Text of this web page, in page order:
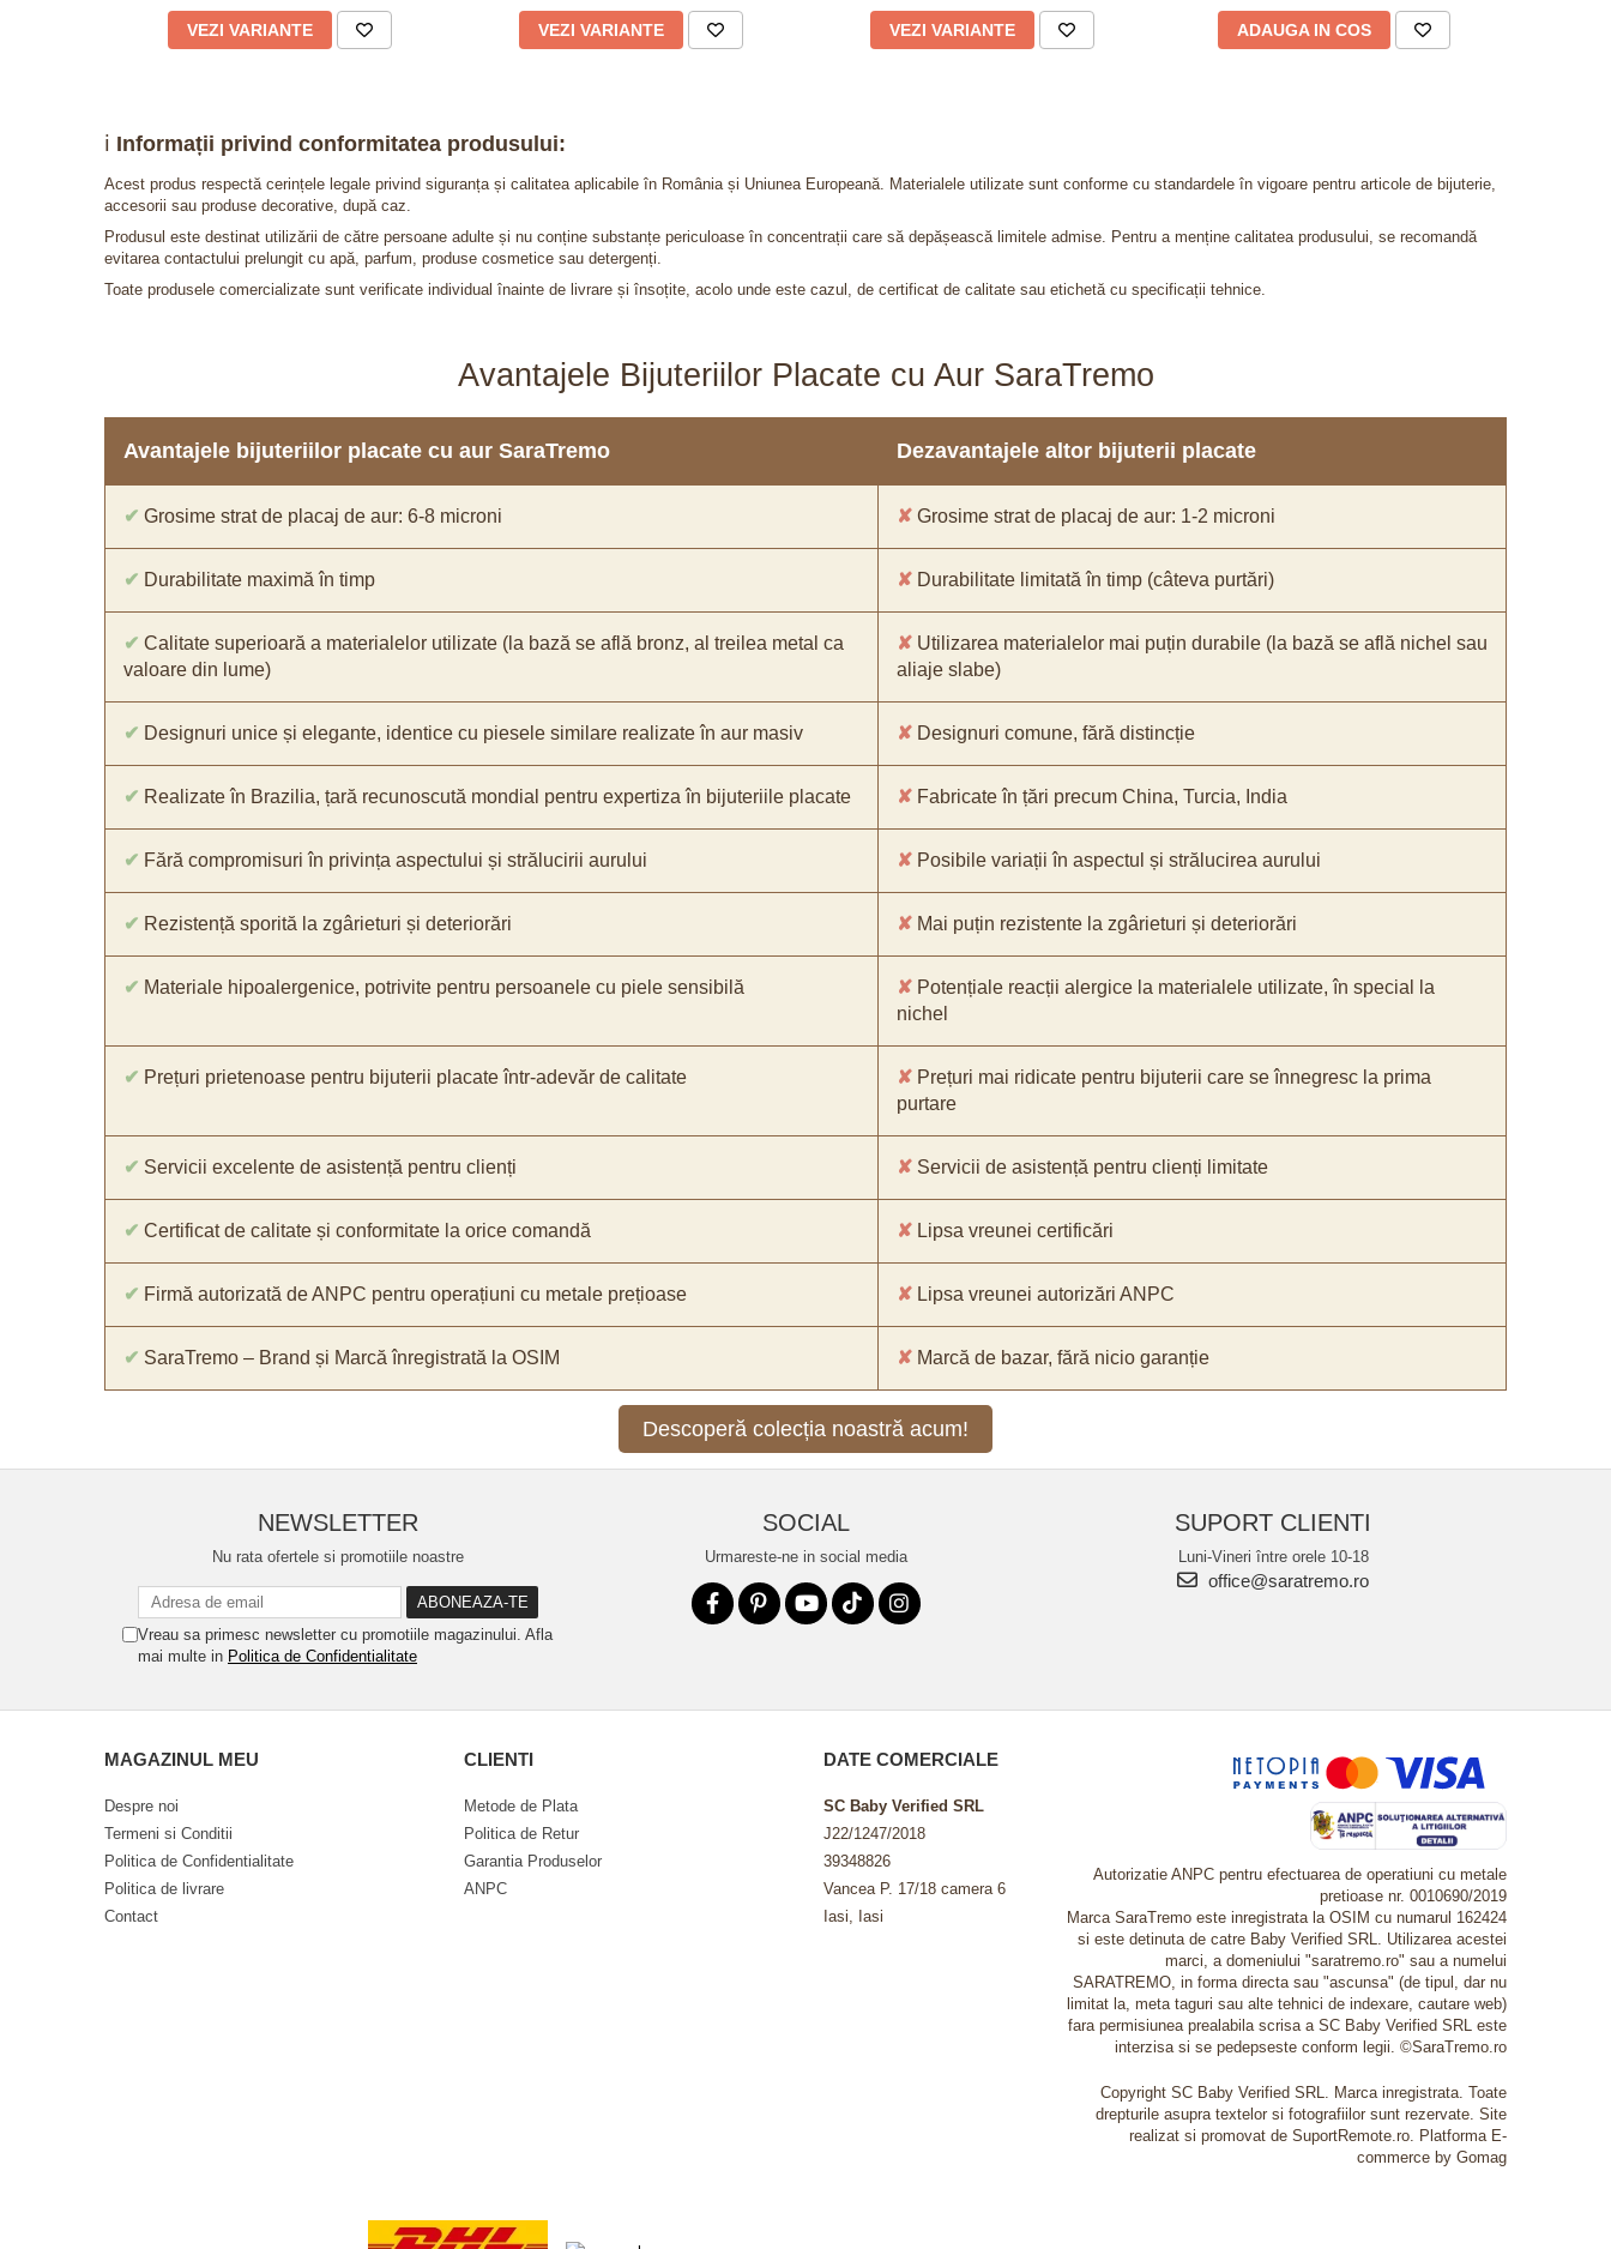
VEZI VARIANTE VEZI VARIANTE VEZI VARIANTE ADAUGA IN COS
ℹ️ Informații privind conformitatea produsului:
Acest produs respectă cerințele legale privind siguranța și calitatea aplicabile în România și Uniunea Europeană. Materialele utilizate sunt conforme cu standardele în vigoare pentru articole de bijuterie,
accesorii sau produse decorative, după caz.
Produsul este destinat utilizării de către persoane adulte și nu conține substanțe periculoase în concentrații care să depășească limitele admise. Pentru a menține calitatea produsului, se recomandă
evitarea contactului prelungit cu apă, parfum, produse cosmetice sau detergenți.
Toate produsele comercializate sunt verificate individual înainte de livrare și însoțite, acolo unde este cazul, de certificat de calitate sau etichetă cu specificații tehnice.
Avantajele Bijuteriilor Placate cu Aur SaraTremo
Avantajele bijuteriilor placate cu aur SaraTremo Dezavantajele altor bijuterii placate
✔ Grosime strat de placaj de aur: 6-8 microni ✘ Grosime strat de placaj de aur: 1-2 microni
✔ Durabilitate maximă în timp ✘ Durabilitate limitată în timp (câteva purtări)
✔ Calitate superioară a materialelor utilizate (la bază se află bronz, al treilea metal ca
valoare din lume)
✘ Utilizarea materialelor mai puțin durabile (la bază se află nichel sau
aliaje slabe)
✔ Designuri unice și elegante, identice cu piesele similare realizate în aur masiv ✘ Designuri comune, fără distincție
✔ Realizate în Brazilia, țară recunoscută mondial pentru expertiza în bijuteriile placate ✘ Fabricate în țări precum China, Turcia, India
✔ Fără compromisuri în privința aspectului și strălucirii aurului ✘ Posibile variații în aspectul și strălucirea aurului
✔ Rezistență sporită la zgârieturi și deteriorări ✘ Mai puțin rezistente la zgârieturi și deteriorări
✔ Materiale hipoalergenice, potrivite pentru persoanele cu piele sensibilă ✘ Potențiale reacții alergice la materialele utilizate, în special la
nichel
✔ Prețuri prietenoase pentru bijuterii placate într-adevăr de calitate ✘ Prețuri mai ridicate pentru bijuterii care se înnegresc la prima
purtare
✔ Servicii excelente de asistență pentru clienți ✘ Servicii de asistență pentru clienți limitate
✔ Certificat de calitate și conformitate la orice comandă ✘ Lipsa vreunei certificări
✔ Firmă autorizată de ANPC pentru operațiuni cu metale prețioase ✘ Lipsa vreunei autorizări ANPC
✔ SaraTremo – Brand și Marcă înregistrată la OSIM ✘ Marcă de bazar, fără nicio garanție
Descoperă colecția noastră acum!
NEWSLETTER
Nu rata ofertele si promotiile noastre
Vreau sa primesc newsletter cu promotiile magazinului. Afla
mai multe in Politica de Confidentialitate
SOCIAL
Urmareste-ne in social media
SUPORT CLIENTI
Luni-Vineri între orele 10-18
office@saratremo.ro
MAGAZINUL MEU
Despre noi
Termeni si Conditii
Politica de Confidentialitate
Politica de livrare
Contact
CLIENTI
Metode de Plata
Politica de Retur
Garantia Produselor
ANPC
DATE COMERCIALE
SC Baby Verified SRL
J22/1247/2018
39348826
Vancea P. 17/18 camera 6
Iasi, Iasi
Autorizatie ANPC pentru efectuarea de operatiuni cu metale
pretioase nr. 0010690/2019
Marca SaraTremo este inregistrata la OSIM cu numarul 162424
si este detinuta de catre Baby Verified SRL. Utilizarea acestei
marci, a domeniului "saratremo.ro" sau a numelui
SARATREMO, in forma directa sau "ascunsa" (de tipul, dar nu
limitat la, meta taguri sau alte tehnici de indexare, cautare web)
fara permisiunea prealabila scrisa a SC Baby Verified SRL este
interzisa si se pedepseste conform legii. ©SaraTremo.ro
Copyright SC Baby Verified SRL. Marca inregistrata. Toate
drepturile asupra textelor si fotografiilor sunt rezervate. Site
realizat si promovat de SuportRemote.ro. Platforma E-
commerce by Gomag